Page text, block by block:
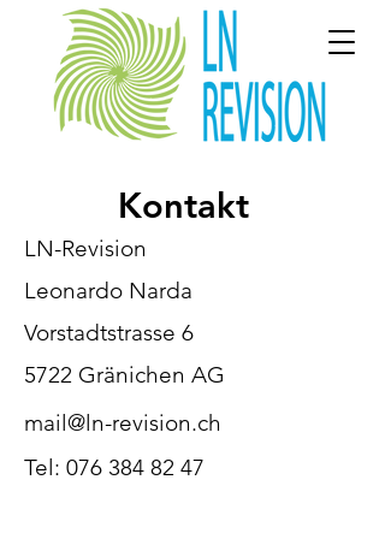
Kontakt
LN-Revision
Leonardo Narda
Vorstadtstrasse 6
5722 Gränichen AG
mail@ln-revision.ch
Tel: 076 384 82 47